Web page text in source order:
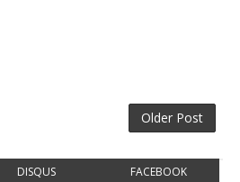
Older Post
DISQUS FACEBOOK